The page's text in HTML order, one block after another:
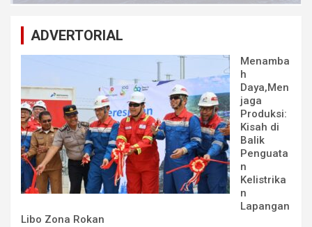
ADVERTORIAL
Menamba
h
Daya,Men
jaga
Produksi:
Kisah di
Balik
Penguata
n
Kelistrika
n
Lapangan
Libo Zona Rokan